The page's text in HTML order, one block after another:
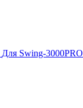
Для Swing-3000PRO